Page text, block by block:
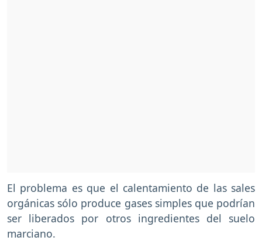
El problema es que el calentamiento de las sales
orgánicas sólo produce gases simples que podrían
ser liberados por otros ingredientes del suelo
marciano.